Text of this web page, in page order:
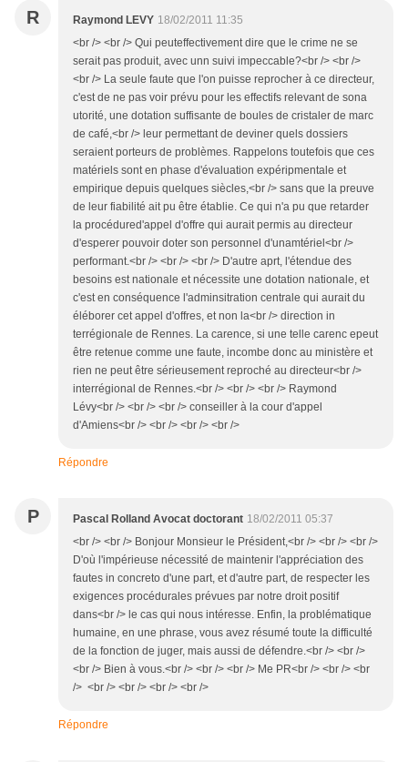
R Raymond LEVY 18/02/2011 11:35
<br /> <br /> Qui peuteffectivement dire que le crime ne se
serait pas produit, avec unn suivi impeccable?<br /> <br />
<br /> La seule faute que l'on puisse reprocher à ce directeur,
c'est de ne pas voir prévu pour les effectifs relevant de sona
utorité, une dotation suffisante de boules de cristaler de marc
de café,<br /> leur permettant de deviner quels dossiers
seraient porteurs de problèmes. Rappelons toutefois que ces
matériels sont en phase d'évaluation expéripmentale et
empirique depuis quelques siècles,<br /> sans que la preuve
de leur fiabilité ait pu être établie. Ce qui n'a pu que retarder
la procédured'appel d'offre qui aurait permis au directeur
d'esperer pouvoir doter son personnel d'unamtériel<br />
performant.<br /> <br /> <br /> D'autre aprt, l'étendue des
besoins est nationale et nécessite une dotation nationale, et
c'est en conséquence l'adminsitration centrale qui aurait du
éléborer cet appel d'offres, et non la<br /> direction in
terrégionale de Rennes. La carence, si une telle carenc epeut
être retenue comme une faute, incombe donc au ministère et
rien ne peut être sérieusement reproché au directeur<br />
interrégional de Rennes.<br /> <br /> <br /> Raymond
Lévy<br /> <br /> <br /> conseiller à la cour d'appel
d'Amiens<br /> <br /> <br /> <br />
Répondre
P Pascal Rolland Avocat doctorant 18/02/2011 05:37
<br /> <br /> Bonjour Monsieur le Président,<br /> <br /> <br />
D'où l'impérieuse nécessité de maintenir l'appréciation des
fautes in concreto d'une part, et d'autre part, de respecter les
exigences procédurales prévues par notre droit positif
dans<br /> le cas qui nous intéresse. Enfin, la problématique
humaine, en une phrase, vous avez résumé toute la difficulté
de la fonction de juger, mais aussi de défendre.<br /> <br />
<br /> Bien à vous.<br /> <br /> <br /> Me PR<br /> <br /> <br
/> <br /> <br /> <br /> <br />
Répondre